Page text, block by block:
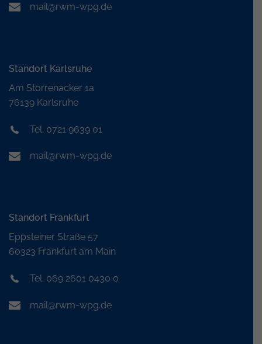
mail@rwm-wpg.de
Standort Karlsruhe
Am Storrenacker 1a
76139 Karlsruhe
Tel. 0721 9639 01
mail@rwm-wpg.de
Standort Frankfurt
Eppsteiner Straße 57
60323 Frankfurt am Main
Tel. 069 2601 0430 0
mail@rwm-wpg.de